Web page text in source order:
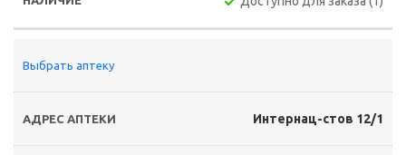
Выбрать аптеку
Интернац-стов 12/1